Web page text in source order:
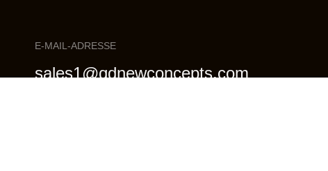
E-MAIL-ADRESSE
sales1@qdnewconcepts.com